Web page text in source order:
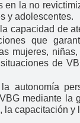
en la no
y adolescentes.
capacidad de
que
mujeres,
de
la autonomía
mediante la
la capacitación y